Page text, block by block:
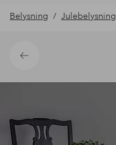
hjemmet
pris
Belysning Julebelysning
Tilbage